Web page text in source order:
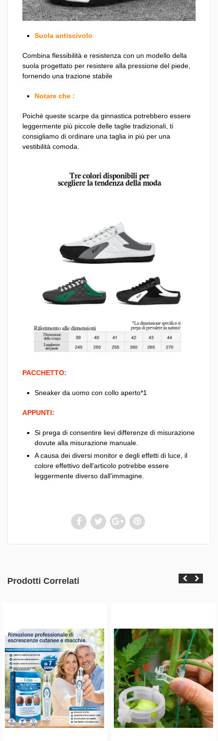
Suola antiscivolo
Combina flessibilità e resistenza con un modello della
suola progettato per resistere alla pressione del piede,
fornendo una trazione stabile
Notare che :
Poiché queste scarpe da ginnastica potrebbero essere
leggermente più piccole delle taglie tradizionali, ti
consigliamo di ordinare una taglia in più per una
vestibilità comoda.
PACCHETTO:
Sneaker da uomo con collo aperto*1
APPUNTI:
Si prega di consentire lievi differenze di misurazione
dovute alla misurazione manuale.
A causa dei diversi monitor e degli effetti di luce, il
colore effettivo dell'articolo potrebbe essere
leggermente diverso dall'immagine.
Prodotti Correlati